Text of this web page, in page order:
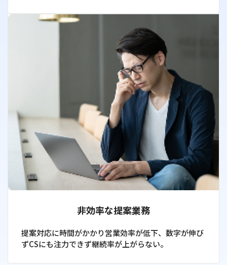
非効率な提案業務
提案対応に時間がかかり営業効率が低下、数字が伸び
ずCSにも注力できず継続率が上がらない。